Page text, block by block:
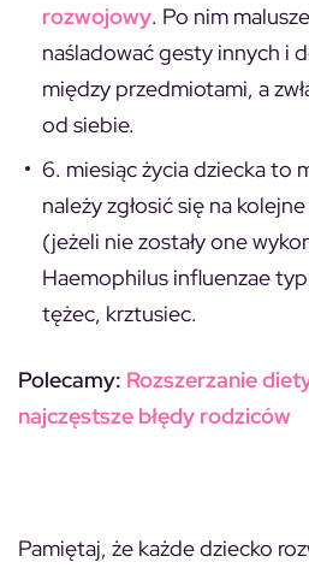
rozwojowy. Po nim
naśladować gesty innych i
między przedmiotami, a
od siebie.
6. miesiąc życia dziecka to
należy zgłosić się na
(jeżeli nie zostały one
Haemophilus influenzae
tężec, krztusiec.
Polecamy: Rozszerzanie
najczęstsze błędy rodziców
Pamiętaj, że każde dziecko